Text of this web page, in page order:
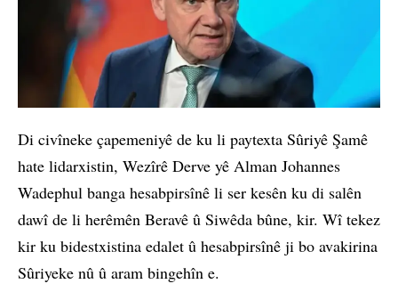
Di civîneke çapemeniyê de ku li paytexta Sûriyê Şamê
hate lidarxistin, Wezîrê Derve yê Alman Johannes
Wadephul banga hesabpirsînê li ser kesên ku di salên
dawî de li herêmên Beravê û Siwêda bûne, kir. Wî tekez
kir ku bidestxistina edalet û hesabpirsînê ji bo avakirina
Sûriyeke nû û aram bingehîn e.